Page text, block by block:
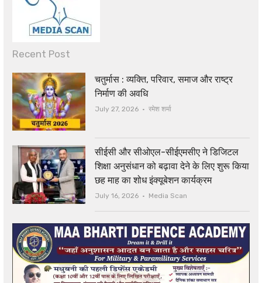
Recent Post
चतुर्मास : व्यक्ति, परिवार, समाज और राष्ट्र
निर्माण की अवधि
July 27, 2026 Author
रमेश शर्मा
सीईसी और सीओएल-सीईएमसीए ने डिजिटल
शिक्षा अनुसंधान को बढ़ावा देने के लिए शुरू किया
छह माह का शोध इंक्यूबेशन कार्यक्रम
July 16, 2026 Author
Media Scan